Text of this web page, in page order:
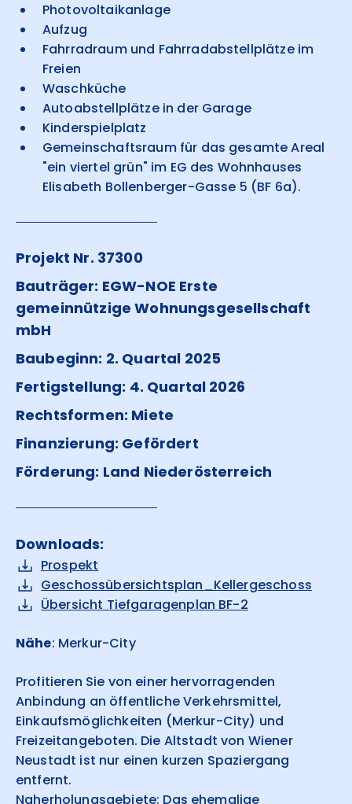
Photovoltaikanlage
Aufzug
Fahrradraum und Fahrradabstellplätze im
Freien
Waschküche
Autoabstellplätze in der Garage
Kinderspielplatz
Gemeinschaftsraum für das gesamte Areal
"ein viertel grün" im EG des Wohnhauses
Elisabeth Bollenberger-Gasse 5 (BF 6a).
Projekt Nr. 37300
Bauträger: EGW-NOE Erste
gemeinnützige Wohnungsgesellschaft
mbH
Baubeginn: 2. Quartal 2025
Fertigstellung: 4. Quartal 2026
Rechtsformen: Miete
Finanzierung: Gefördert
Förderung: Land Niederösterreich
Downloads:
Prospekt
Geschossübersichtsplan_Kellergeschoss
Übersicht Tiefgaragenplan BF-2
Nähe: Merkur-City
Profitieren Sie von einer hervorragenden
Anbindung an öffentliche Verkehrsmittel,
Einkaufsmöglichkeiten (Merkur-City) und
Freizeitangeboten. Die Altstadt von Wiener
Neustadt ist nur einen kurzen Spaziergang
entfernt.
Naherholungsgebiete: Das ehemalige